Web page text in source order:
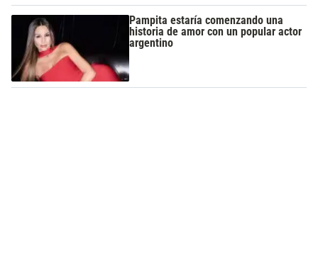
Pampita estaría comenzando una
historia de amor con un popular actor
argentino